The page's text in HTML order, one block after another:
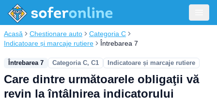
Acasă Chestionare auto
Categoria C
Indicatoare și marcaje rutiere
Întrebarea 7
Întrebarea 7 Categoria C, C1 Indicatoare și marcaje rutiere
Care dintre următoarele obligaţii vă
revin la întâlnirea indicatorului